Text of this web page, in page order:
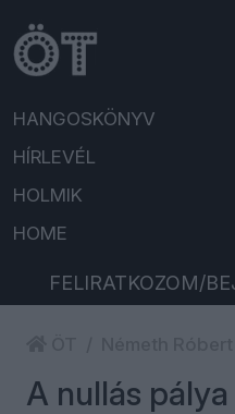
HANGOSKÖNYV
HÍRLEVÉL
HOLMIK
HOME
FELIRATKOZOM/
A nullás pálya